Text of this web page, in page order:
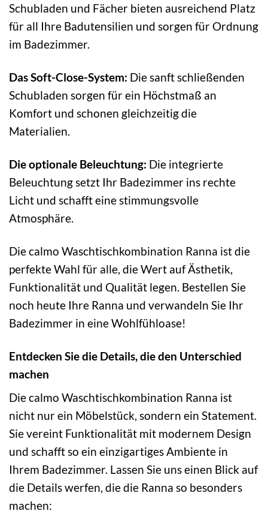
Schubladen und Fächer bieten ausreichend Platz
für all Ihre Badutensilien und sorgen für Ordnung
im Badezimmer.
Das Soft-Close-System: Die sanft schließenden
Schubladen sorgen für ein Höchstmaß an
Komfort und schonen gleichzeitig die
Materialien.
Die optionale Beleuchtung: Die integrierte
Beleuchtung setzt Ihr Badezimmer ins rechte
Licht und schafft eine stimmungsvolle
Atmosphäre.
Die calmo Waschtischkombination Ranna ist die
perfekte Wahl für alle, die Wert auf Ästhetik,
Funktionalität und Qualität legen. Bestellen Sie
noch heute Ihre Ranna und verwandeln Sie Ihr
Badezimmer in eine Wohlfühloase!
Entdecken Sie die Details, die den Unterschied
machen
Die calmo Waschtischkombination Ranna ist
nicht nur ein Möbelstück, sondern ein Statement.
Sie vereint Funktionalität mit modernem Design
und schafft so ein einzigartiges Ambiente in
Ihrem Badezimmer. Lassen Sie uns einen Blick auf
die Details werfen, die die Ranna so besonders
machen: